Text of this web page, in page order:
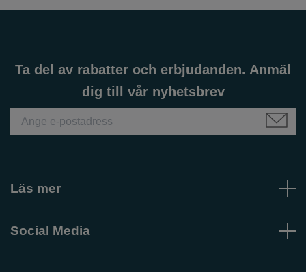
Ta del av rabatter och erbjudanden. Anmäl
dig till vår nyhetsbrev
Läs mer
Social Media